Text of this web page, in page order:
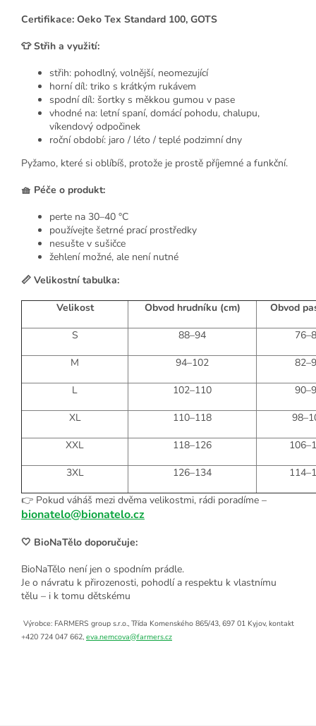
Certifikace: Oeko Tex Standard 100, GOTS
👕 Střih a využití:
střih: pohodlný, volnější, neomezující
horní díl: triko s krátkým rukávem
spodní díl: šortky s měkkou gumou v pase
vhodné na: letní spaní, domácí pohodu, chalupu,
víkendový odpočinek
roční období: jaro / léto / teplé podzimní dny
Pyžamo, které si oblíbíš, protože je prostě příjemné a funkční.
🧺 Péče o produkt:
perte na 30–40 °C
používejte šetrné prací prostředky
nesušte v sušičce
žehlení možné, ale není nutné
📏 Velikostní tabulka:
Velikost Obvod hrudníku (cm) Obvod
S 88–94
M 94–102
L 102–110
XL 110–118
XXL 118–126
3XL 126–134
👉 Pokud váháš mezi dvěma velikostmi, rádi poradíme –
bionatelo@bionatelo.cz
🤍 BioNaTělo doporučuje:
BioNaTělo není jen o spodním prádle.
Je o návratu k přirozenosti, pohodlí a respektu k vlastnímu
tělu – i k tomu dětskému
Výrobce: FARMERS group s.r.o., Třída Komenského 865/43, 697 01 Kyjov, kontakt
+420 724 047 662, eva.nemcova@farmers.cz